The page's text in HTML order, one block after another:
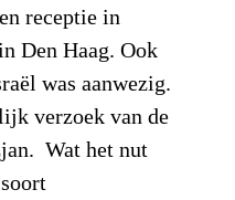
receptie in
Den Haag. Ook
was aanwezig.
verzoek van de
Wat het nut